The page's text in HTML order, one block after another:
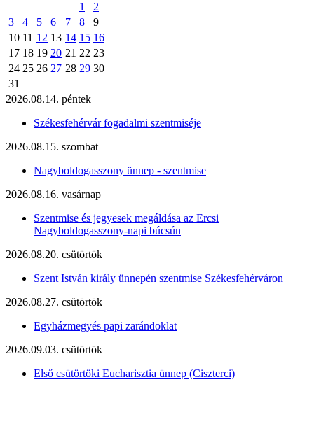
1
2
3
4 5 6 7 8
9
10 11 12 13 14 15 16
17 18 19 20 21 22 23
24 25 26 27 28 29 30
31
2026.08.14. péntek
Székesfehérvár fogadalmi szentmiséje
2026.08.15. szombat
Nagyboldogasszony ünnep - szentmise
2026.08.16. vasárnap
Szentmise és jegyesek megáldása az Ercsi
Nagyboldogasszony-napi búcsún
2026.08.20. csütörtök
Szent István király ünnepén szentmise Székesfehérváron
2026.08.27. csütörtök
Egyházmegyés papi zarándoklat
2026.09.03. csütörtök
Első csütörtöki Eucharisztia ünnep (Ciszterci)